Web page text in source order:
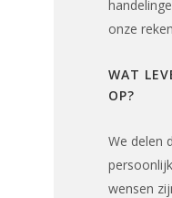
onze
WAT
OP?
We delen
wensen